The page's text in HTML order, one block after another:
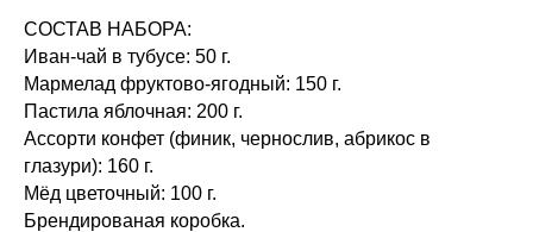
СОСТАВ НАБОРА:
Иван-чай в тубусе: 50 г.
Мармелад фруктово-ягодный: 150 г.
Пастила яблочная: 200 г.
Ассорти конфет (финик, чернослив, абрикос в
глазури): 160 г.
Мёд цветочный: 100 г.
Брендированая коробка.